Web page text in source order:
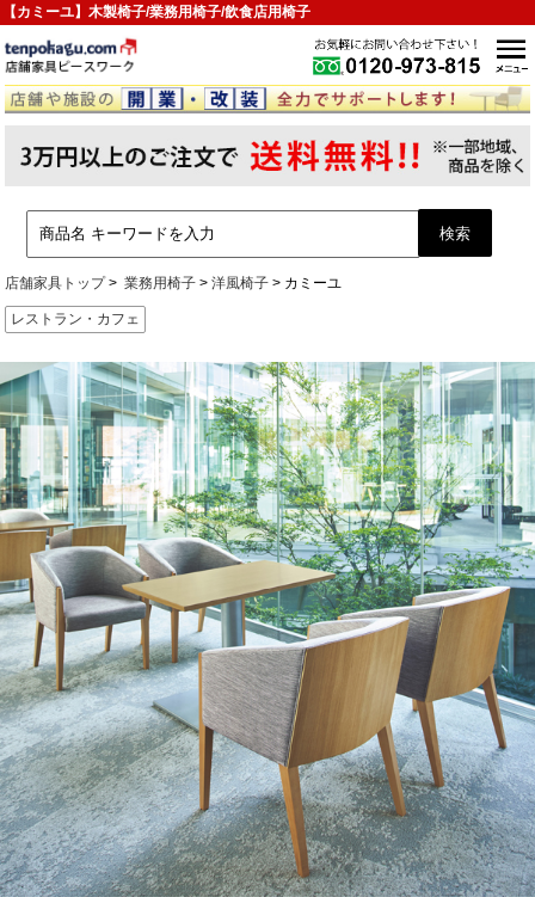
【カミーユ】木製椅子/業務用椅子/飲食店用椅子
店舗家具トップ 業務用椅子 洋風椅子 カミーユ
レストラン・カフェ